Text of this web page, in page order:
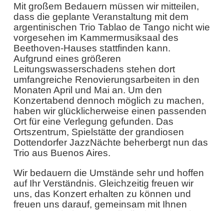
Mit großem Bedauern müssen wir mitteilen,
dass die geplante Veranstaltung mit dem
argentinischen Trio Tablao de Tango nicht wie
vorgesehen im Kammermusiksaal des
Beethoven-Hauses stattfinden kann.
Aufgrund eines größeren
Leitungswasserschadens stehen dort
umfangreiche Renovierungsarbeiten in den
Monaten April und Mai an. Um den
Konzertabend dennoch möglich zu machen,
haben wir glücklicherweise einen passenden
Ort für eine Verlegung gefunden. Das
Ortszentrum, Spielstätte der grandiosen
Dottendorfer JazzNächte beherbergt nun das
Trio aus Buenos Aires.
Wir bedauern die Umstände sehr und hoffen
auf Ihr Verständnis. Gleichzeitig freuen wir
uns, das Konzert erhalten zu können und
freuen uns darauf, gemeinsam mit Ihnen